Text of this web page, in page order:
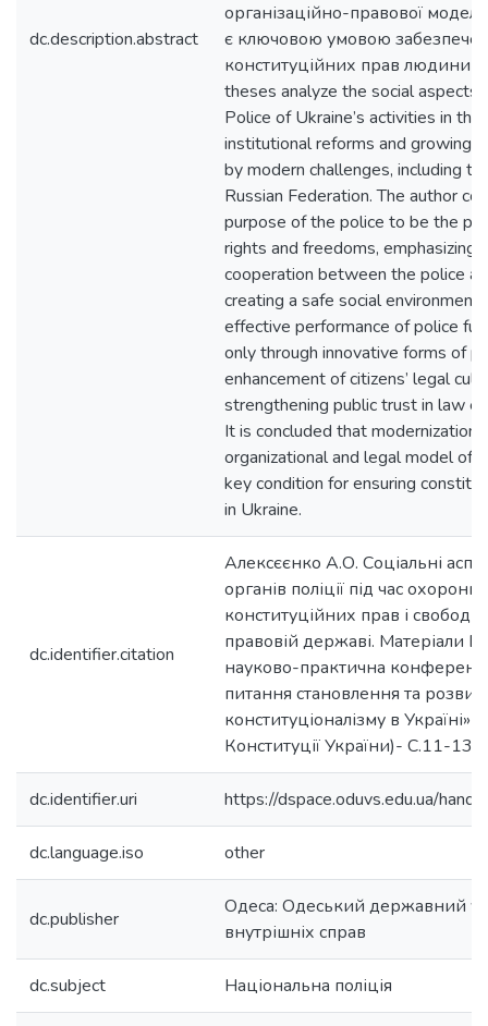
dc.description.abstract
організаційно-правової моделі
є ключовою умовою
конституційних прав людини в
theses analyze the social aspects
Police of Ukraine’s activities in
institutional reforms and growing
by modern challenges, including
Russian Federation. The author
purpose of the police to be the
rights and freedoms, emphasizing
cooperation between the police
creating a safe social
effective performance of police
only through innovative forms of
enhancement of citizens’ legal
strengthening public trust in law
It is concluded that modernization
organizational and legal model of
key condition for ensuring
in Ukraine.
dc.identifier.citation
Алексєєнко А.О. Соціальні
органів поліції під час
конституційних прав і свобод
правовій державі. Матеріали
науково-практична
питання становлення та
конституціоналізму в Україні»
Конституції України)- С.11-13.
dc.identifier.uri https://dspace.oduvs.edu.ua/
dc.language.iso other
dc.publisher
Одеса: Одеський державний
внутрішніх справ
dc.subject Національна поліція